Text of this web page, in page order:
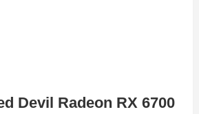
Devil Radeon RX 6700